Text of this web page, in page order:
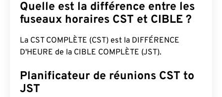
Quelle est la différence entre les
fuseaux horaires CST et CIBLE ?
La CST COMPLÈTE (CST) est la DIFFÉRENCE
D'HEURE de la CIBLE COMPLÈTE (JST).
Planificateur de réunions CST to
JST